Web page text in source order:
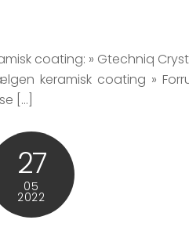
coating: » Gtechniq
keramisk coating »
[…]
27
05
2022